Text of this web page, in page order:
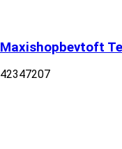
Maxishopbevtoft
42347207